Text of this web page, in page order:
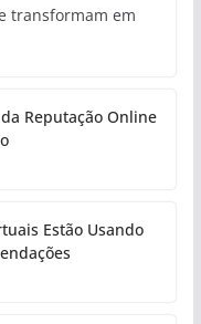
transformam em
Reputação Online
Estão Usando